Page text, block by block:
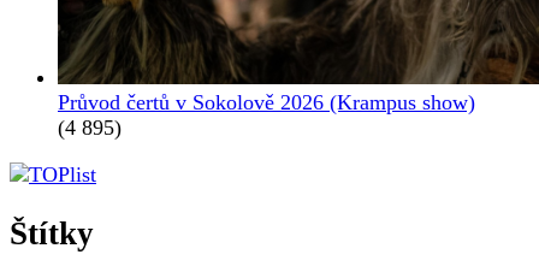
Průvod čertů v Sokolově 2026 (Krampus show)
(4 895)
Štítky